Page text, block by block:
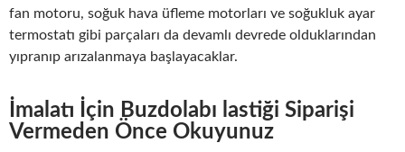
fan motoru, soğuk hava üfleme motorları ve soğukluk ayar
termostatı gibi parçaları da devamlı devrede olduklarından
yıpranıp arızalanmaya başlayacaklar.
İmalatı İçin Buzdolabı lastiği Siparişi
Vermeden Önce Okuyunuz